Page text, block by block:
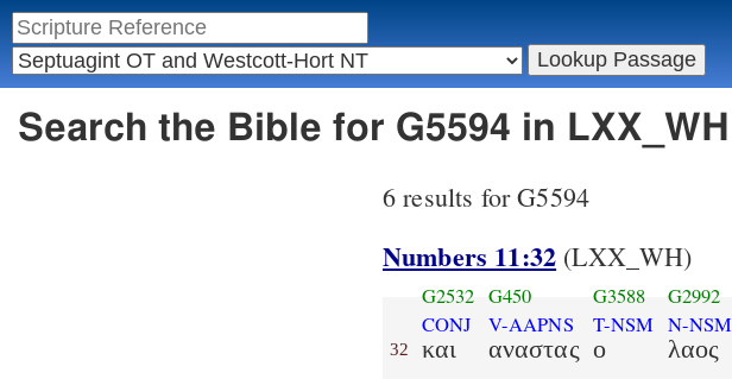
Search the Bible for G5594 in LXX_WH
6 results for G5594
Numbers 11:32 (LXX_WH)
32
G2532
CONJ
και
G450
V-AAPNS
αναστας
G3588
T-NSM
ο
G2992
N-NSM
λαος